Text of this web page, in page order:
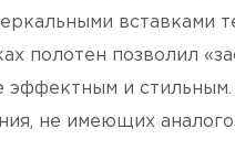
вставками
полотен позволил
и стильным.
не имеющих